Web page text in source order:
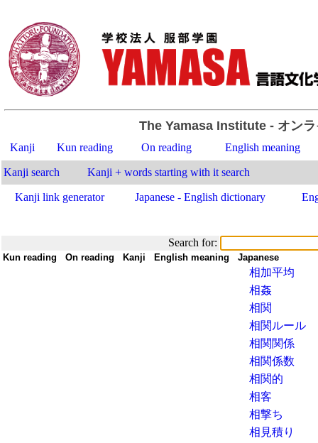
The Yamasa Institute- オンラ
Kanji Kun reading On reading English meaning
Kanji search Kanji + words starting with it search
Kanji link generator Japanese - English dictionary
Search for:
Kun reading On reading Kanji English meaning Japanese
相加平均
相姦
相関
相関ルール
相関関係
相関係数
相関的
相客
相撃ち
相見積り